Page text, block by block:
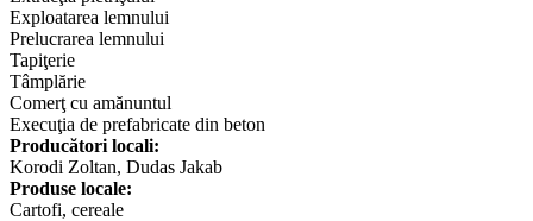
Exploatarea lemnului
Prelucrarea lemnului
Tapiţerie
Tâmplărie
Comerţ cu amănuntul
Execuţia de prefabricate din beton
Producători locali:
Korodi Zoltan, Dudas Jakab
Produse locale:
​Cartofi, cereale